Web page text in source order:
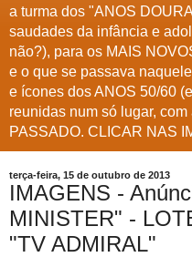
a turma dos "ANOS
saudades da infância e
não?), para os MAIS
e o que se passava
e ícones dos ANOS 50/60
reunidas num só lugar,
PASSADO. CLICAR NAS
terça-feira, 15 de outubro de 2013
IMAGENS -
MINISTER" -
"TV ADMIRAL"